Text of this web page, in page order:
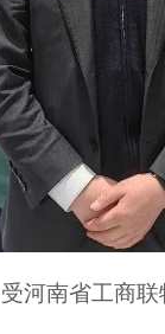
河南省工商联